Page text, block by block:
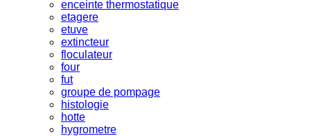
enceinte thermostatique
etagere
etuve
extincteur
floculateur
four
fut
groupe de pompage
histologie
hotte
hygrometre